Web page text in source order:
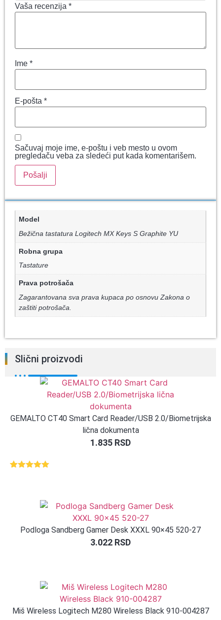
Vaša recenzija *
Ime *
E-pošta *
Sačuvaj moje ime, e-poštu i veb mesto u ovom
pregledaču veba za sledeći put kada komentarišem.
Model
Bežična tastatura Logitech MX Keys S Graphite YU
Robna grupa
Tastature
Prava potrošača
Zagarantovana sva prava kupaca po osnovu Zakona o
zaštiti potrošača.
Slični proizvodi
GEMALTO CT40 Smart Card Reader/USB 2.0/Biometrijska
lična dokumenta
1.835 RSD
Podloga Sandberg Gamer Desk XXXL 90×45 520-27
3.022 RSD
Miš Wireless Logitech M280 Wireless Black 910-004287